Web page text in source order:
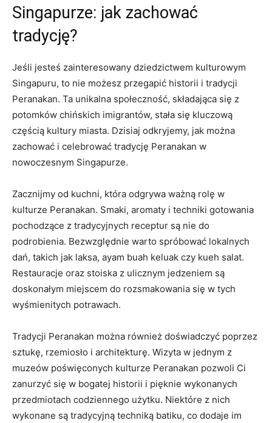
‍Singapurze:⁣ jak zachować⁢
tradycję?
Jeśli jesteś zainteresowany dziedzictwem kulturowym
Singapuru, ‌to nie możesz przegapić historii​ i tradycji
Peranakan. ‍Ta unikalna społeczność, składająca się z
potomków chińskich imigrantów, stała się ​kluczową
częścią kultury miasta. Dzisiaj odkryjemy, jak można
zachować i celebrować tradycję Peranakan w
nowoczesnym Singapurze.
Zacznijmy ‌od kuchni, która odgrywa ważną rolę w
kulturze⁢ Peranakan. Smaki, aromaty i ⁣techniki gotowania
pochodzące z tradycyjnych receptur są nie do
podrobienia. Bezwzględnie warto ⁤spróbować lokalnych
dań, takich jak laksa, ⁢ayam buah keluak czy kueh salat.
Restauracje oraz⁢ stoiska z ulicznym jedzeniem‌ są
doskonałym miejscem do rozsmakowania się w tych
wyśmienitych potrawach.
Tradycji Peranakan można również doświadczyć poprzez
sztukę, ‌rzemiosło ​i architekturę. Wizyta w jednym ‍z ​
muzeów⁣ poświęconych kulturze‌ Peranakan pozwoli Ci
zanurzyć się w ​bogatej ​historii i pięknie wykonanych
przedmiotach codziennego użytku. Niektóre z nich
wykonane są tradycyjną ⁣techniką batiku, co dodaje im